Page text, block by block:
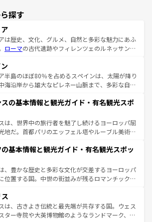
探す
は歴史、文化、グルメ、自然と多彩な魅力にあふ
ローマの古代遺跡やフィレンツェのルネッサンス
スカーナの美しい田園風景やアマルフィ海岸の絶
自然景観も見逃せない。観光の合間には、本場の
スタなど、絶品のイタリア料理を堪能することも
れるイタリアで、忘れられない旅をしてみよう！
着のイタリア情報は
半島のほぼ80％を占めるスペインは、太陽が降り
海沿岸から雄大なピレネー山脈まで、多彩な自然
付くこの国では、情熱的なフラメンコ、熱気あふ
、そして美味しいタパスが生活の一部となってい
マドリードの洗練された雰囲気や、バルセロナの
溢れた街角から、地方では古代ローマ遺跡や中世
方によって風土や気候が異なるスペインはその個
一覧 を参照してほしい。
の基本情報と観光ガイド・有名観光スポ
は、世界中の旅行者を魅了し続けるヨーロッパ屈
地だ。首都パリのエッフェル塔やルーブル美術館
い魅力が詰まっている。華麗な宮殿、歴史的な大
しいビーチ、そして豊かな自然が、訪れる者を心
する。また、フランスは美食の国としても知ら
ンス料理はユネスコ無形文化遺産にも登録されて
ラベンダー畑など、多彩な楽しみ方が可能だ。さ
リ以外の地域にも魅力が溢れており、どの街角に
歴史と文化が息づいている。パリ以外の個性あふ
の基本情報と観光ガイド・有名観光スポッ
、豊かな歴史と多彩な文化が交差するヨーロッパ
位置する国。中世の街並みが残るロマンチック街
この国は、どこを歩いても飽きることがない。ベ
文化的活気、バイエルン州のアルプスの絶景、そ
ン川沿いのワイン畑といった風景は必見。ビール
は、古きよき伝統と最先端が共存する国。ウェス
ター寺院や大英博物館のようなランドマーク、歴